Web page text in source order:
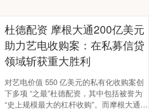
杜德配资 摩根大通200亿美元
助力艺电收购案：在私募信贷
领域斩获重大胜利
对艺电价值 550 亿美元的私有化收购案创
下多项 “之最”杜德配资，其中包括被誉为
“史上规模最大的杠杆收购”。而摩根大通为